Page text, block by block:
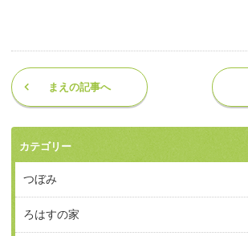
まえの記事へ
カテゴリー
つぼみ
ろはすの家